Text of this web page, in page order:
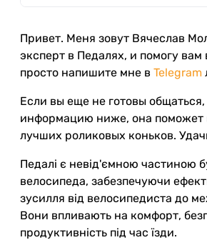
Привет. Меня зовут Вячеслав
эксперт в Педалях, и помогу
просто напишите мне в Telegram
Если вы еще не готовы общаться,
информацию ниже, она поможет
лучших роликовых коньков.
Педалі є невід'ємною частиною
велосипеда, забезпечуючи
зусилля від велосипедиста до
Вони впливають на комфорт,
продуктивність під час їзди.